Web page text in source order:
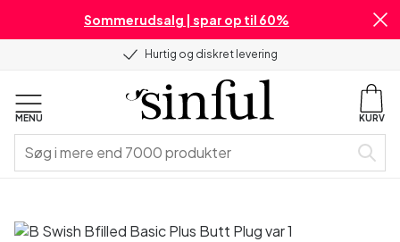
Sommerudsalg | spar op til 60%
Hurtig og diskret levering
MENU KURV